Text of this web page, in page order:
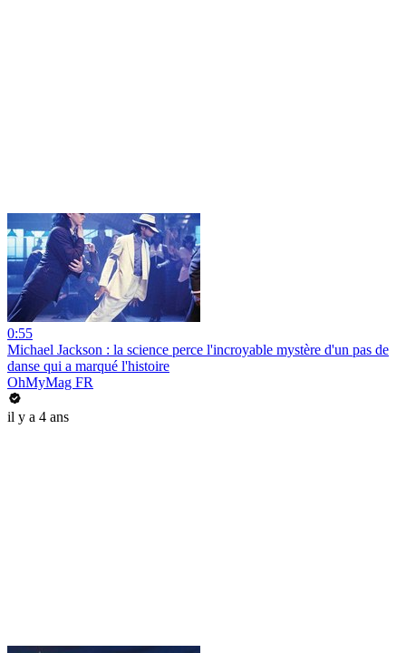
0:55
Michael Jackson : la science perce l'incroyable mystère d'un pas de
danse qui a marqué l'histoire
OhMyMag FR
il y a 4 ans